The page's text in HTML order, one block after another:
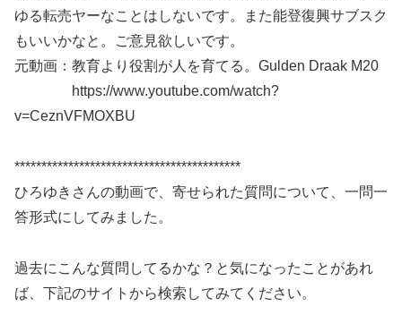
ゆる転売ヤーなことはしないです。また能登復興サブスク
もいいかなと。ご意見欲しいです。
元動画：教育より役割が人を育てる。Gulden Draak M20
https://www.youtube.com/watch?
v=CeznVFMOXBU
******************************************
ひろゆきさんの動画で、寄せられた質問について、一問一
答形式にしてみました。
過去にこんな質問してるかな？と気になったことがあれ
ば、下記のサイトから検索してみてください。